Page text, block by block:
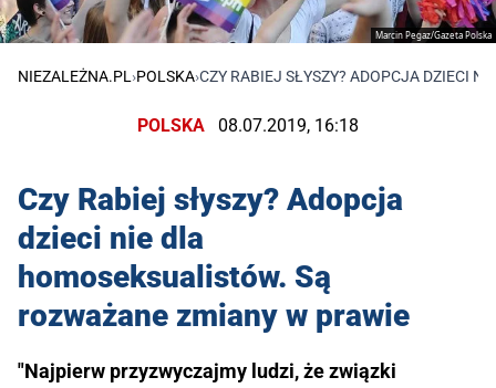
Marcin Pegaz/Gazeta Polska
NIEZALEŻNA.PL ›POLSKA›CZY RABIEJ SŁYSZY? ADOPCJA DZIECI
POLSKA 08.07.2019, 16:18
Czy Rabiej słyszy? Adopcja
dzieci nie dla
homoseksualistów. Są
rozważane zmiany w prawie
"Najpierw przyzwyczajmy ludzi, że związki